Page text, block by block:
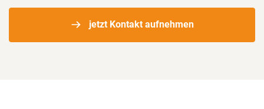
jetzt Kontakt aufnehmen